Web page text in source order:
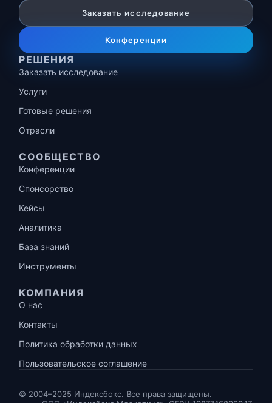
Заказать исследование
Конференции
РЕШЕНИЯ
Заказать исследование
Услуги
Готовые решения
Отрасли
СООБЩЕСТВО
Конференции
Спонсорство
Кейсы
Аналитика
База знаний
Инструменты
КОМПАНИЯ
О нас
Контакты
Политика обработки данных
Пользовательское соглашение
© 2004–2025 Индексбокс. Все права защищены.